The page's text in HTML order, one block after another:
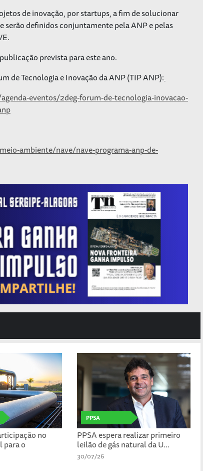
de inovação, por startups, a fim de solucionar
serão definidos conjuntamente pela ANP e pelas
prevista para este ano.
de Tecnologia e Inovação da ANP (TIP ANP):
eventos/2deg-forum-de-tecnologia-inovacao-
ambiente/nave/nave-programa-anp-de-
no
para o
PPSA
PPSA espera realizar primeiro
leilão de gás natural da U...
30/07/26